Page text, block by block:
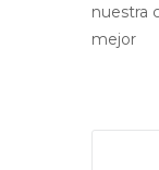
nuestra
mejor